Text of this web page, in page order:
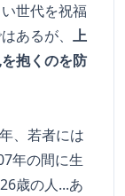
世代を祝福
あるが、 上
抱くのを防
、若者には
年の間に生
歳の人...あ